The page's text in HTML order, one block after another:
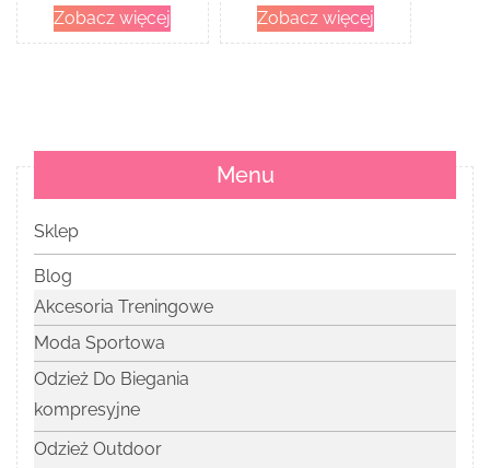
Zobacz więcej
noszenia na co
dzień
Zobacz więcej
Menu
Sklep
Blog
Akcesoria Treningowe
Moda Sportowa
Odzież Do Biegania
kompresyjne
Odzież Outdoor